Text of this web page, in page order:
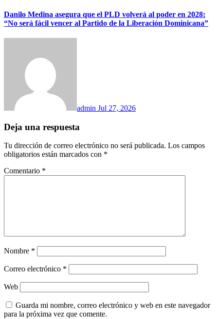
Danilo Medina asegura que el PLD volverá al poder en 2028:
“No será fácil vencer al Partido de la Liberación Dominicana”
admin Jul 27, 2026
Deja una respuesta
Tu dirección de correo electrónico no será publicada. Los campos
obligatorios están marcados con *
Comentario *
Nombre *
Correo electrónico *
Web
Guarda mi nombre, correo electrónico y web en este navegador
para la próxima vez que comente.